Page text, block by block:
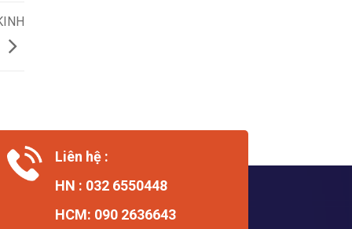
Liên hệ :
HN : 032 6550448
HCM: 090 2636643